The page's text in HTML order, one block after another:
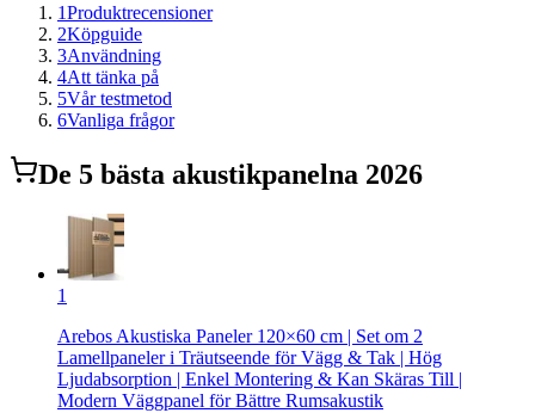
1Produktrecensioner
2Köpguide
3Användning
4Att tänka på
5Vår testmetod
6Vanliga frågor
De 5 bästa akustikpanelna 2026
1
Arebos Akustiska Paneler 120×60 cm | Set om 2
Lamellpaneler i Träutseende för Vägg & Tak | Hög
Ljudabsorption | Enkel Montering & Kan Skäras Till |
Modern Väggpanel för Bättre Rumsakustik